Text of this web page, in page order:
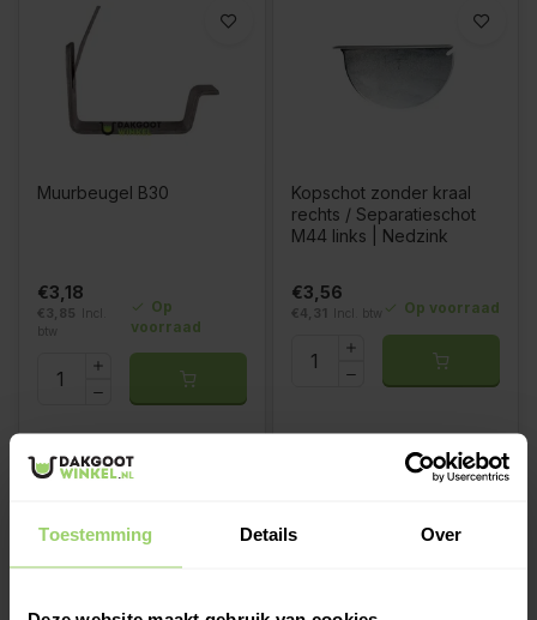
Toestemming Details Over
Muurbeugel B30
€3,18
€3,85
Incl.
btw
Op
voorraad
Kopschot zonder kraal
rechts / Separatieschot
M44 links | Nedzink
€3,56
€4,31 Incl. btw Op voorraad